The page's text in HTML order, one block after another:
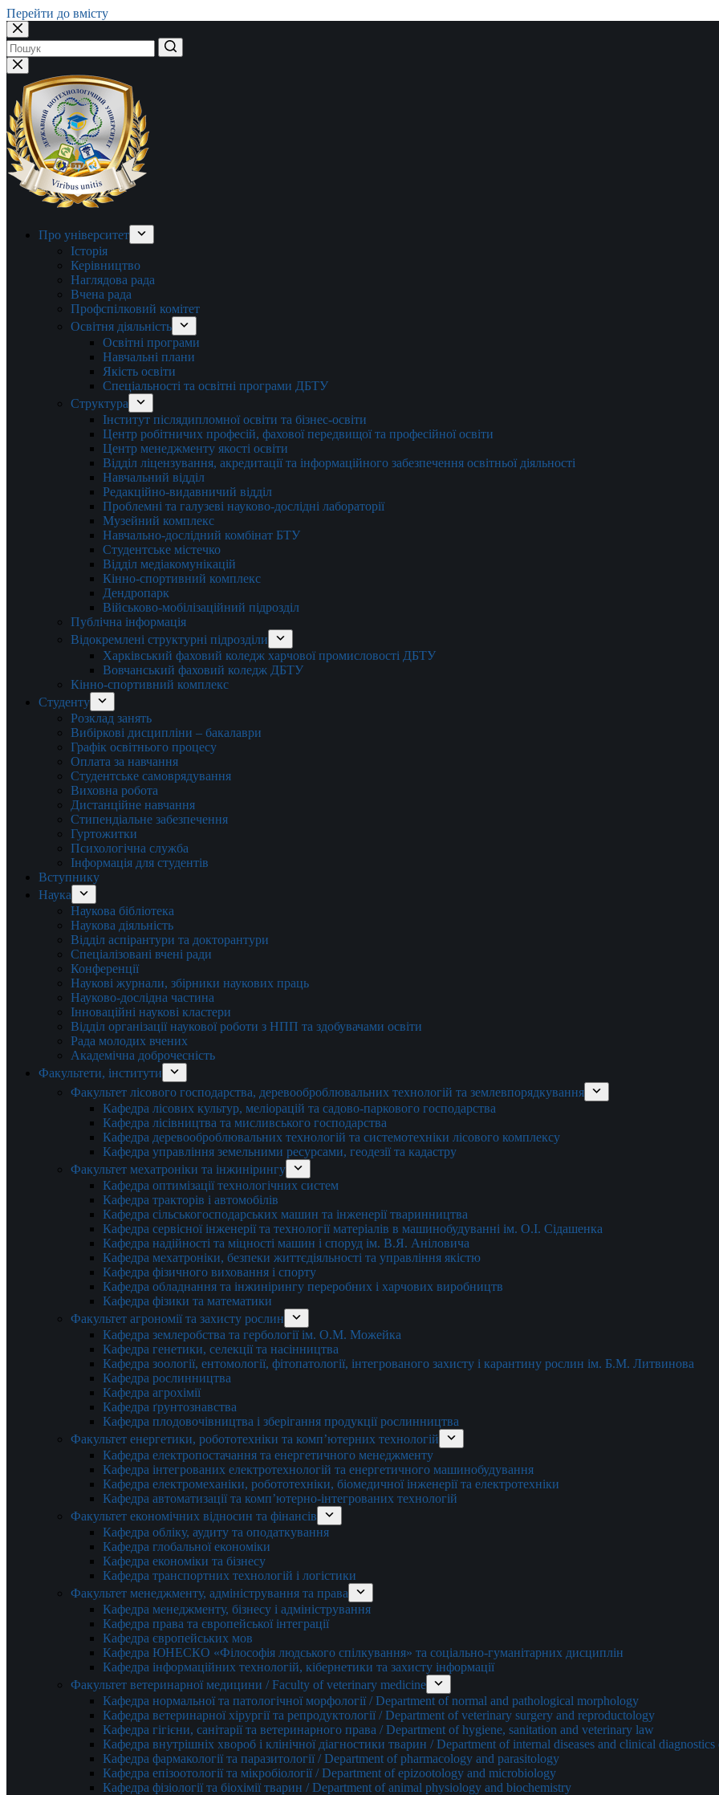
Перейти до вмісту
Немає
результатів
Про університет
Історія
Керівництво
Наглядова рада
Вчена рада
Профспілковий комітет
Освітня діяльність
Освітні програми
Навчальні плани
Якість освіти
Спеціальності та освітні програми ДБТУ
Структура
Інститут післядипломної освіти та бізнес-освіти
Центр робітничих професій, фахової передвищої та професійної освіти
Центр менеджменту якості освіти
Відділ ліцензування, акредитації та інформаційного забезпечення освітньої діяльності
Навчальний відділ
Редакційно-видавничий відділ
Проблемні та галузеві науково-дослідні лабораторії
Музейний комплекс
Навчально-дослідний комбінат БТУ
Студентське містечко
Відділ медіакомунікацій
Кінно-спортивний комплекс
Дендропарк
Військово-мобілізаційний підрозділ
Публічна інформація
Відокремлені структурні підрозділи
Харківський фаховий коледж харчової промисловості ДБТУ
Вовчанський фаховий коледж ДБТУ
Кінно-спортивний комплекс
Студенту
Розклад занять
Вибіркові дисципліни – бакалаври
Графік освітнього процесу
Оплата за навчання
Студентське самоврядування
Виховна робота
Дистанційне навчання
Стипендіальне забезпечення
Гуртожитки
Психологічна служба
Інформація для студентів
Вступнику
Наука
Наукова бібліотека
Наукова діяльність
Відділ аспірантури та докторантури
Спеціалізовані вчені ради
Конференції
Наукові журнали, збірники наукових праць
Науково-дослідна частина
Інноваційні наукові кластери
Відділ організації наукової роботи з НПП та здобувачами освіти
Рада молодих вчених
Академічна доброчесність
Факультети, інститути
Факультет лісового господарства, деревооброблювальних технологій та землевпорядкування
Кафедра лісових культур, меліорацій та садово-паркового господарства
Кафедра лісівництва та мисливського господарства
Кафедра деревооброблювальних технологій та системотехніки лісового комплексу
Кафедра управління земельними ресурсами, геодезії та кадастру
Факультет мехатроніки та інжинірингу
Кафедра оптимізації технологічних систем
Кафедра тракторів і автомобілів
Кафедра сільськогосподарських машин та інженерії тваринництва
Кафедра cервісної інженерії та технології матеріалів в машинобудуванні ім. О.І. Сідашенка
Кафедра надійності та міцності машин і споруд ім. В.Я. Аніловича
Кафедра мехатроніки, безпеки життєдіяльності та управління якістю
Кафедра фізичного виховання і спорту
Кафедра обладнання та інжинірингу переробних і харчових виробництв
Кафедра фізики та математики
Факультет агрономії та захисту рослин
Кафедра землеробства та гербології ім. О.М. Можейка
Кафедра генетики, селекції та насінництва
Кафедра зоології, ентомології, фітопатології, інтегрованого захисту і карантину рослин ім. Б.М. Литвинова
Кафедра рослинництва
Кафедра агрохімії
Кафедра ґрунтознавства
Кафедра плодовочівництва і зберігання продукції рослинництва
Факультет енергетики, робототехніки та комп’ютерних технологій
Кафедра електропостачання та енергетичного менеджменту
Кафедра інтегрованих електротехнологій та енергетичного машинобудування
Кафедра електромеханіки, робототехніки, біомедичної інженерії та електротехніки
Кафедра автоматизації та комп’ютерно-інтегрованих технологій
Факультет економічних відносин та фінансів
Кафедра обліку, аудиту та оподаткування
Кафедра глобальної економіки
Кафедра економіки та бізнесу
Кафедра транспортних технологій і логістики
Факультет менеджменту, адміністрування та права
Кафедра менеджменту, бізнесу і адміністрування
Кафедра права та європейської інтеграції
Кафедра європейських мов
Кафедра ЮНЕСКО «Філософія людського спілкування» та соціально-гуманітарних дисциплін
Кафедра інформаційних технологій, кібернетики та захисту інформації
Факультет ветеринарної медицини / Faculty of veterinary medicine
Кафедра нормальної та патологічної морфології / Department of normal and pathological morphology
Кафедра ветеринарної хірургії та репродуктології / Department of veterinary surgery and reproductology
Кафедра гігієни, санітарії та ветеринарного права / Department of hygiene, sanitation and veterinary law
Кафедра внутрішніх хвороб і клінічної діагностики тварин / Department of internal diseases and clinical
Кафедра фармакології та паразитології / Department of pharmacology and parasitology
Кафедра епізоотології та мікробіології / Department of epizootology and microbiology
Кафедра фізіології та біохімії тварин / Department of animal physiology and biochemistry